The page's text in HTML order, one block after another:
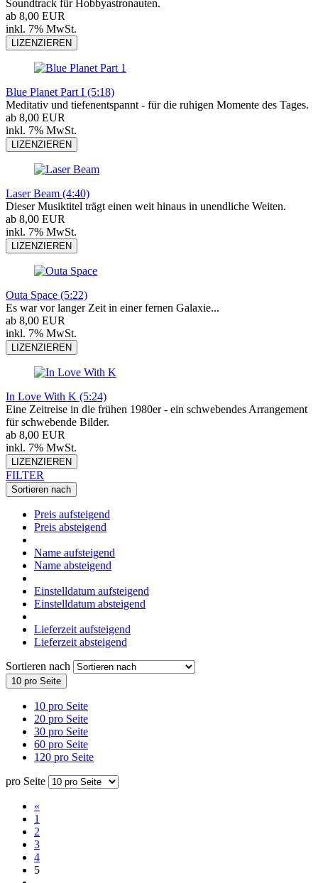
Soundtrack für Hobbyastronauten.
ab 8,00 EUR
inkl. 7% MwSt.
LIZENZIEREN
Blue Planet Part I (5:18)
Meditativ und tiefenentspannt - für die ruhigen Momente des Tages.
ab 8,00 EUR
inkl. 7% MwSt.
LIZENZIEREN
Laser Beam (4:40)
Dieser Musiktitel trägt einen weit hinaus in unendliche Weiten.
ab 8,00 EUR
inkl. 7% MwSt.
LIZENZIEREN
Outa Space (5:22)
Es war vor langer Zeit in einer fernen Galaxie...
ab 8,00 EUR
inkl. 7% MwSt.
LIZENZIEREN
In Love With K (5:24)
Eine Zeitreise in die frühen 1980er - ein schwebendes Arrangement
für schwebende Bilder.
ab 8,00 EUR
inkl. 7% MwSt.
LIZENZIEREN
FILTER
Sortieren nach
Preis aufsteigend
Preis absteigend
Name aufsteigend
Name absteigend
Einstelldatum aufsteigend
Einstelldatum absteigend
Lieferzeit aufsteigend
Lieferzeit absteigend
Sortieren nach
10 pro Seite
10 pro Seite
20 pro Seite
30 pro Seite
60 pro Seite
120 pro Seite
pro Seite
«
1
2
3
4
5